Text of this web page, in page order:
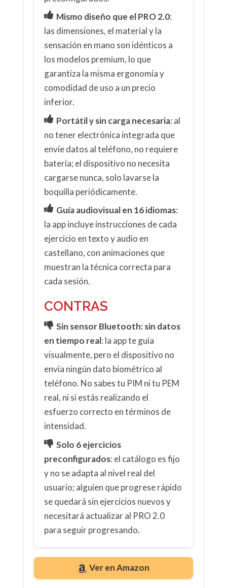
Mismo diseño que el PRO 2.0:
las dimensiones, el material y la
sensación en mano son idénticos a
los modelos premium, lo que
garantiza la misma ergonomía y
comodidad de uso a un precio
inferior.
Portátil y sin carga necesaria: al
no tener electrónica integrada que
envíe datos al teléfono, no requiere
batería; el dispositivo no necesita
cargarse nunca, solo lavarse la
boquilla periódicamente.
Guía audiovisual en 16 idiomas:
la app incluye instrucciones de cada
ejercicio en texto y audio en
castellano, con animaciones que
muestran la técnica correcta para
cada sesión.
CONTRAS
Sin sensor Bluetooth: sin datos
en tiempo real: la app te guía
visualmente, pero el dispositivo no
envía ningún dato biométrico al
teléfono. No sabes tu PIM ni tu PEM
real, ni si estás realizando el
esfuerzo correcto en términos de
intensidad.
Solo 6 ejercicios
preconfigurados: el catálogo es fijo
y no se adapta al nivel real del
usuario; alguien que progrese rápido
se quedará sin ejercicios nuevos y
necesitará actualizar al PRO 2.0
para seguir progresando.
Ver en Amazon